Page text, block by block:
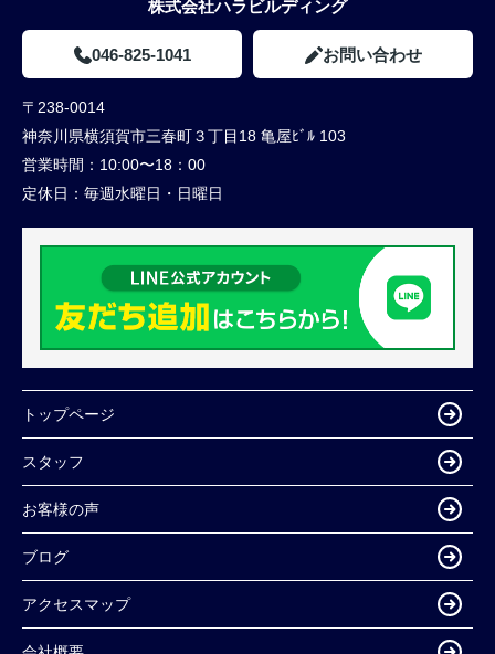
株式会社ハラビルディング
046-825-1041 お問い合わせ
〒238-0014
神奈川県横須賀市三春町３丁目18 亀屋ﾋﾞﾙ 103
営業時間： 10:00〜18：00
定休日： 毎週水曜日・日曜日
トップページ
スタッフ
お客様の声
ブログ
アクセスマップ